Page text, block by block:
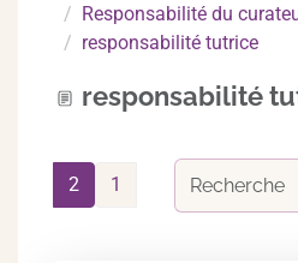
Responsabilité du
responsabilité tutrice
responsabilité
1
2